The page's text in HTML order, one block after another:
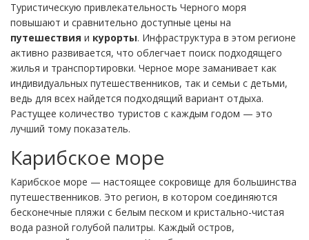
Туристическую привлекательность Черного моря
повышают и сравнительно доступные цены на
путешествия и курорты. Инфраструктура в этом регионе
активно развивается, что облегчает поиск подходящего
жилья и транспортировки. Черное море заманивает как
индивидуальных путешественников, так и семьи с детьми,
ведь для всех найдется подходящий вариант отдыха.
Растущее количество туристов с каждым годом — это
лучший тому показатель.
Карибское море
Карибское море — настоящее сокровище для большинства
путешественников. Это регион, в котором соединяются
бесконечные пляжи с белым песком и кристально-чистая
вода разной голубой палитры. Каждый остров,